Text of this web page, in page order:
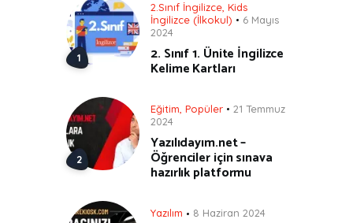
2.Sınıf İngilizce Kids
İngilizce (İlkokul)
6 Mayıs
2024
2. Sınıf 1. Ünite İngilizce
Kelime Kartları
Eğitim Popüler
21 Temmuz
2024
Yazılıdayım.net –
Öğrenciler için sınava
hazırlık platformu
Yazılım 8 Haziran 2024